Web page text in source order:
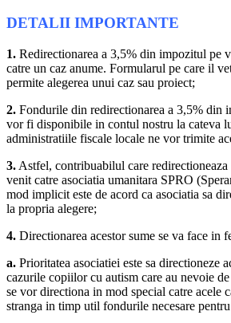
DETALII IMPORTANTE
1. Redirectionarea a 3,5% din impozitul pe
catre un caz anume. Formularul pe care il
permite alegerea unui caz sau proiect;
2. Fondurile din redirectionarea a 3,5% din
vor fi disponibile in contul nostru la cateva
administratiile fiscale locale ne vor trimite
3. Astfel, contribuabilul care
venit catre asociatia umanitara SPRO
mod implicit este de acord ca asociatia sa
la propria alegere;
4. Directionarea acestor sume se va face in
a. Prioritatea asociatiei este sa directioneze
cazurile copiilor cu autism care au nevoie
se vor directiona in mod special catre acele
stranga in timp util fondurile necesare